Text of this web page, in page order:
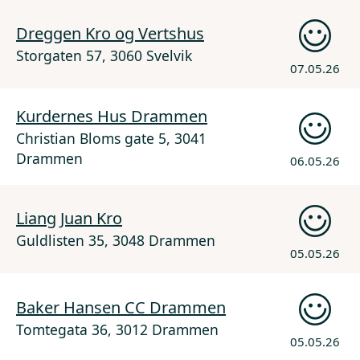
Dreggen Kro og Vertshus
Storgaten 57, 3060 Svelvik
07.05.26
Kurdernes Hus Drammen
Christian Bloms gate 5, 3041
Drammen
06.05.26
Liang Juan Kro
Guldlisten 35, 3048 Drammen
05.05.26
Baker Hansen CC Drammen
Tomtegata 36, 3012 Drammen
05.05.26